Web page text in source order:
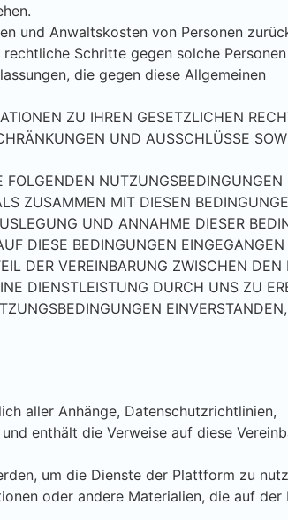
und Anwaltskosten von Personen
Schritte gegen solche
die gegen diese Allgemeinen
ZU IHREN GESETZLICHEN
UND AUSSCHLÜSSE
NUTZUNGSBEDINGUNGEN
ZUSAMMEN MIT DIESEN
UND ANNAHME DIESER
DIESE BEDINGUNGEN EINGEGANGEN
DER VEREINBARUNG ZWISCHEN
DIENSTLEISTUNG DURCH UNS ZU
aller Anhänge, Datenschutzrichtlinien,
enthält die Verweise auf diese
um die Dienste der Plattform zu
oder andere Materialien, die auf